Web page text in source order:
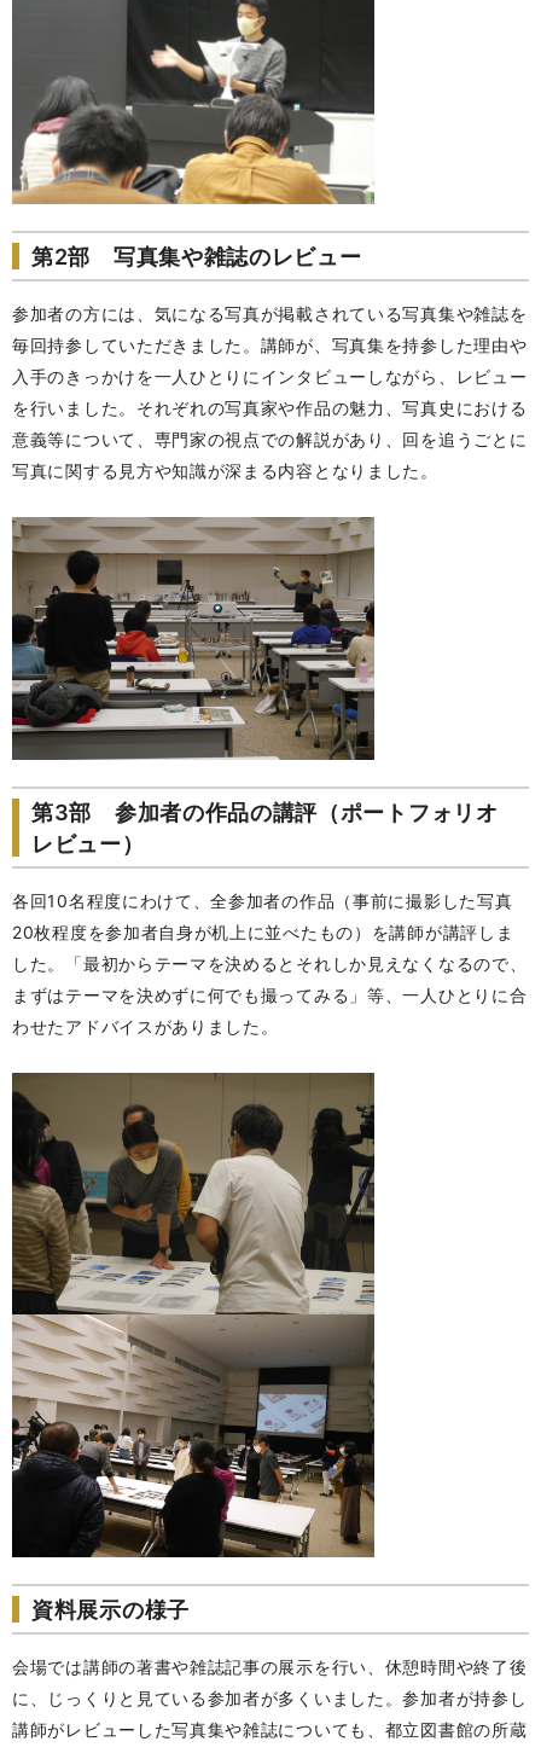
第2部 写真集や雑誌のレビュー
参加者の方には、気になる写真が掲載されている写真集や雑誌を
毎回持参していただきました。講師が、写真集を持参した理由や
入手のきっかけを一人ひとりにインタビューしながら、レビュー
を行いました。それぞれの写真家や作品の魅力、写真史における
意義等について、専門家の視点での解説があり、回を追うごとに
写真に関する見方や知識が深まる内容となりました。
第3部 参加者の作品の講評（ポートフォリオ
レビュー）
各回10名程度にわけて、全参加者の作品（事前に撮影した写真
20枚程度を参加者自身が机上に並べたもの）を講師が講評しま
した。「最初からテーマを決めるとそれしか見えなくなるので、
まずはテーマを決めずに何でも撮ってみる」等、一人ひとりに合
わせたアドバイスがありました。
資料展示の様子
会場では講師の著書や雑誌記事の展示を行い、休憩時間や終了後
に、じっくりと見ている参加者が多くいました。参加者が持参し
講師がレビューした写真集や雑誌についても、都立図書館の所蔵